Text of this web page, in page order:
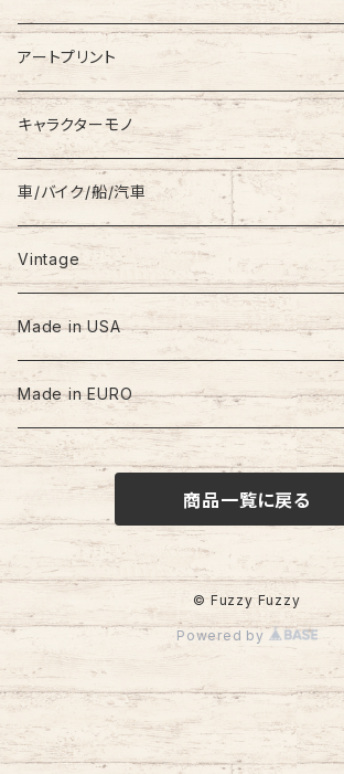
Coat
Levi’s
アートプリント
キャラクターモノ
車/バイク/船/汽車
Vintage
60s-70s
80s
90s
00s
Made in USA
Made in EURO
商品一覧に戻る
© Fuzzy Fuzzy
Powered by